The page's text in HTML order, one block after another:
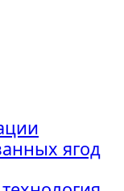
ягод